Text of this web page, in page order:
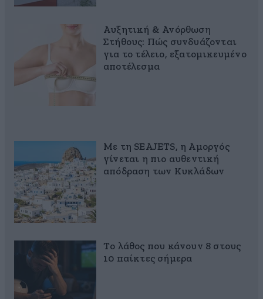
Αυξητική & Ανόρθωση
Στήθους: Πώς συνδυάζονται
για το τέλειο, εξατομικευμένο
αποτέλεσμα
Με τη SEAJETS, η Αμοργός
γίνεται η πιο αυθεντική
απόδραση των Κυκλάδων
Το λάθος που κάνουν 8 στους
10 παίκτες σήμερα